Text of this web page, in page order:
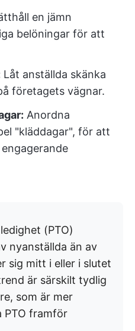
en jämn
belöningar för att
Låt anställda skänka
företagets vägnar.
Anordna
"kläddagar", för att
(PTO)
nyanställda än av
sig mitt i eller i slutet
är särskilt tydlig
som är mer
PTO framför